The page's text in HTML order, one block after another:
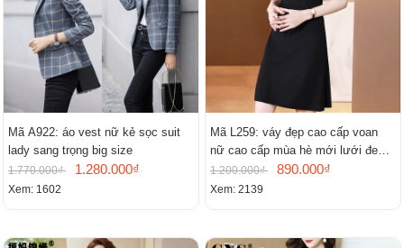
Mã A922: áo vest nữ kẻ sọc suit
lady sang trọng big size
1.770.000₫ 1.280.000₫
Xem: 1602
Mã L259: váy đẹp cao cấp voan
nữ cao cấp mùa hè mới lưới đen
cao cấp khí chất nhỏ tay ngắn
1.200.000₫ 890.000₫
Xem: 2139